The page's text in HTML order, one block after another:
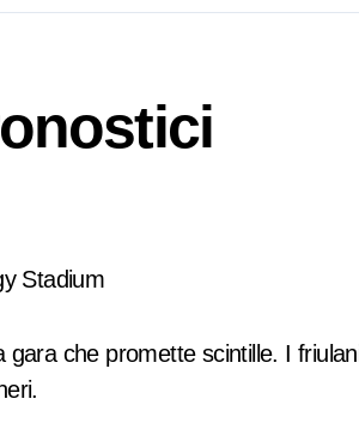
Stadium
che promette scintille. I